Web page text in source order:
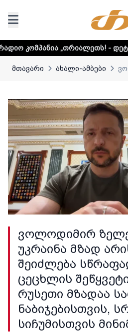
- დეტალური
მთავარი ახალი-ამბები
ვოლოდიმირ
უკრაინა მზად
შეიძლება
ცეცხლის
რუსეთი მზადაა
ნაბიჯებისთვის,
სიჩუმისთვის